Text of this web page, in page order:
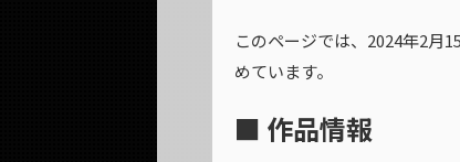
このページでは、2024年2月
めています。
■ 作品情報